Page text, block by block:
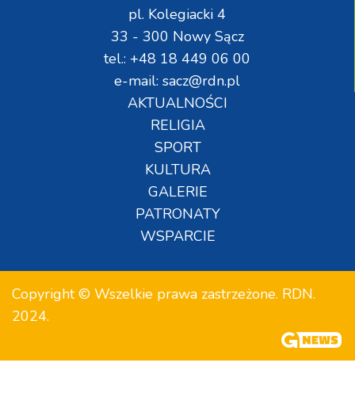
pl. Kolegiacki 4
33 - 300 Nowy Sącz
tel.: +48 18 449 06 00
e-mail: sacz@rdn.pl
AKTUALNOŚCI
RELIGIA
SPORT
KULTURA
GALERIE
PATRONATY
WSPARCIE
Copyright © Wszelkie prawa zastrzeżone. RDN.
2024.